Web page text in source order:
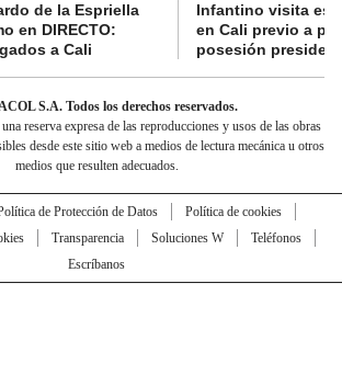
de la Espriella
en DIRECTO:
a Cali
Infantino visita
en Cali previo a
posesión
S.A. Todos los derechos reservados.
reserva expresa de las reproducciones y usos de las obras
desde este sitio web a medios de lectura mecánica u otros
medios que resulten adecuados.
de Protección de Datos
Política de cookies
Transparencia Soluciones W
Teléfonos
Escríbanos